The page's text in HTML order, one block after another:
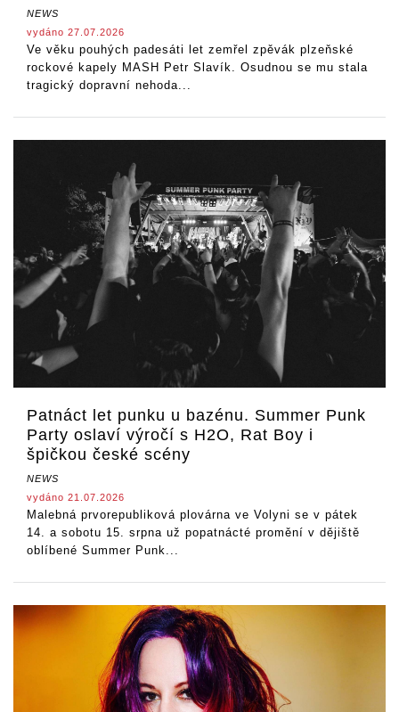
NEWS
vydáno 27.07.2026
Ve věku pouhých padesáti let zemřel zpěvák plzeňské
rockové kapely MASH Petr Slavík. Osudnou se mu stala
tragický dopravní nehoda...
Patnáct let punku u bazénu. Summer Punk
Party oslaví výročí s H2O, Rat Boy i
špičkou české scény
NEWS
vydáno 21.07.2026
Malebná prvorepubliková plovárna ve Volyni se v pátek
14. a sobotu 15. srpna už popatnácté promění v dějiště
oblíbené Summer Punk...